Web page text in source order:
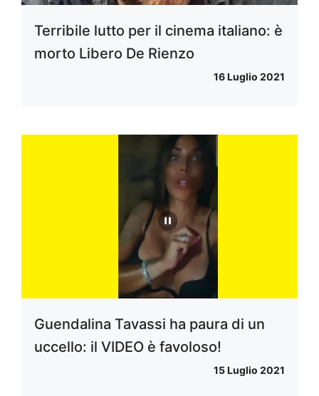
Terribile lutto per il cinema italiano: è
morto Libero De Rienzo
16 Luglio 2021
Guendalina Tavassi ha paura di un
uccello: il VIDEO è favoloso!
15 Luglio 2021